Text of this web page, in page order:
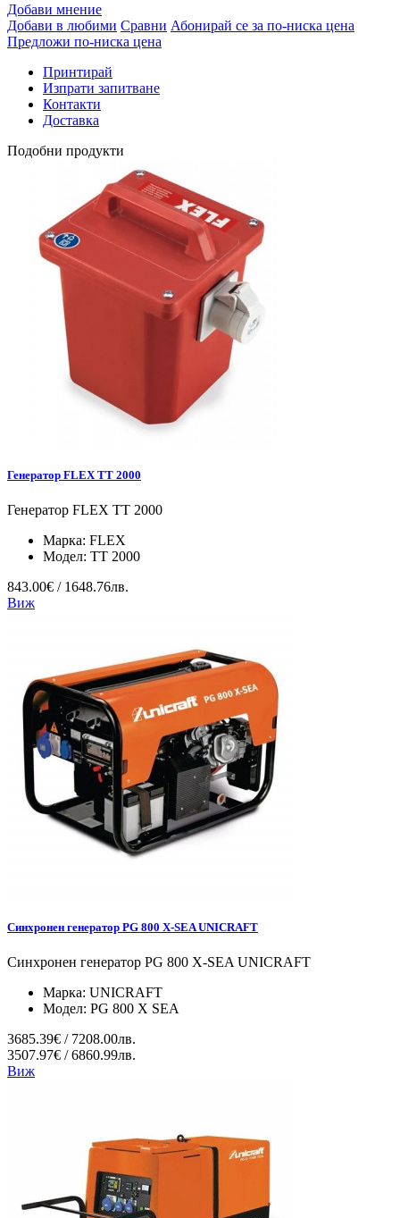
Добави мнение
Добави в любими Сравни Абонирай се за по-ниска цена
Предложи по-ниска цена
Принтирай
Изпрати запитване
Контакти
Доставка
Подобни продукти
Генератор FLEX TT 2000
Генератор FLEX TT 2000
Марка: FLEX
Модел: TT 2000
843.00€ / 1648.76лв.
Виж
Синхронен генератор PG 800 X-SEA UNICRAFT
Синхронен генератор PG 800 X-SEA UNICRAFT
Марка: UNICRAFT
Модел: PG 800 X SEA
3685.39€ / 7208.00лв.
3507.97€ / 6860.99лв.
Виж